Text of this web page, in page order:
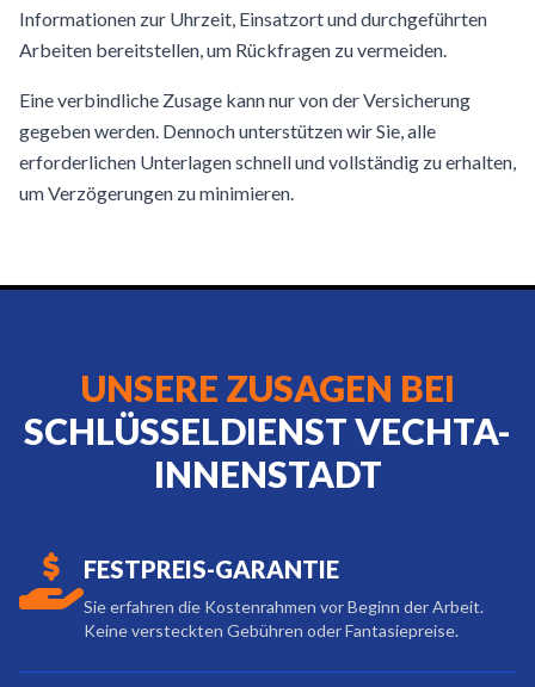
Informationen zur Uhrzeit, Einsatzort und durchgeführten
Arbeiten bereitstellen, um Rückfragen zu vermeiden.
Eine verbindliche Zusage kann nur von der Versicherung
gegeben werden. Dennoch unterstützen wir Sie, alle
erforderlichen Unterlagen schnell und vollständig zu erhalten,
um Verzögerungen zu minimieren.
UNSERE ZUSAGEN BEI
SCHLÜSSELDIENST VECHTA-
INNENSTADT
FESTPREIS-GARANTIE
Sie erfahren die Kostenrahmen vor Beginn der Arbeit.
Keine versteckten Gebühren oder Fantasiepreise.